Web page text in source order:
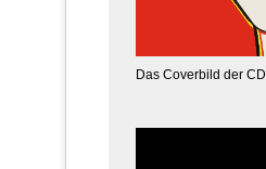
Das Coverbild der CD